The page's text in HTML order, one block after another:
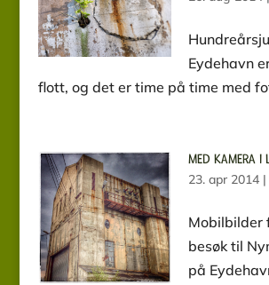
Eydehavn
flott, og det er time på time med
MED KAMERA I
23. apr 2014|
Mobilbilder
besøk til
på